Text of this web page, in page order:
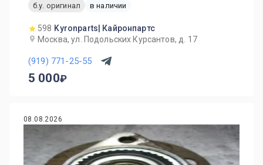
б.у. оригинал
в наличии
598 Kyronparts| Кайронпартс
Москва, ул. Подольских Курсантов, д. 17
(919) 771-25-55
5 000
08.08.2026